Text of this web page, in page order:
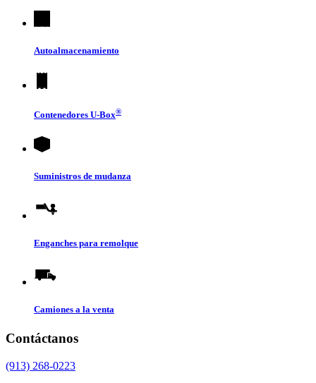
Autoalmacenamiento
Contenedores U-Box®
Suministros de mudanza
Enganches para remolque
Camiones a la venta
Contáctanos
(913) 268-0223